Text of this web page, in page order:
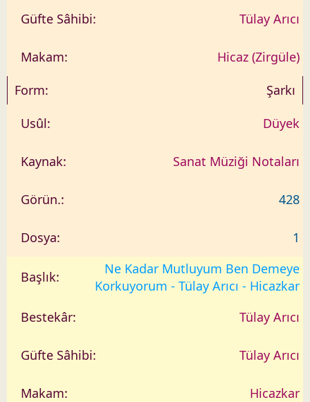
Tülay Arıcı
Hicaz (Zirgüle)
Şarkı
Düyek
Sanat Müziği Notaları
428
1
Ne Kadar Mutluyum Ben Demeye
Korkuyorum - Tülay Arıcı - Hicazkar
Tülay Arıcı
Tülay Arıcı
Hicazkar